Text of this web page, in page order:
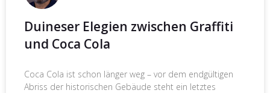
Duineser Elegien zwischen Graffiti
und Coca Cola
Coca Cola ist schon länger weg – vor dem endgültigen
Abriss der historischen Gebäude steht ein letztes